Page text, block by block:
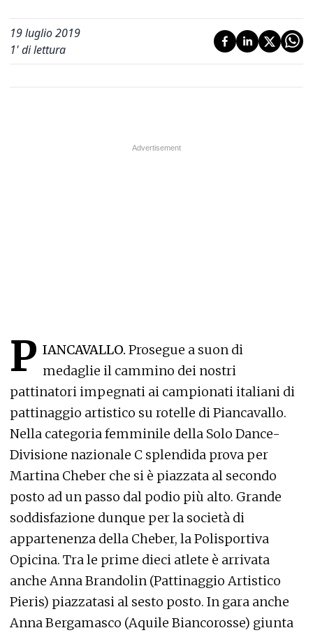
19 luglio 2019
1' di lettura
P IANCAVALLO. Prosegue a suon di
medaglie il cammino dei nostri
pattinatori impegnati ai campionati italiani di
pattinaggio artistico su rotelle di Piancavallo.
Nella categoria femminile della Solo Dance-
Divisione nazionale C splendida prova per
Martina Cheber che si è piazzata al secondo
posto ad un passo dal podio più alto. Grande
soddisfazione dunque per la società di
appartenenza della Cheber, la Polisportiva
Opicina. Tra le prime dieci atlete è arrivata
anche Anna Brandolin (Pattinaggio Artistico
Pieris) piazzatasi al sesto posto. In gara anche
Anna Bergamasco (Aquile Biancorosse) giunta